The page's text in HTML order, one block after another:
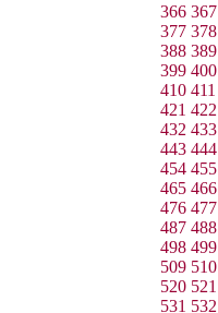
366 367
377 378
388 389
399 400
410 411
421 422
432 433
443 444
454 455
465 466
476 477
487 488
498 499
509 510
520 521
531 532